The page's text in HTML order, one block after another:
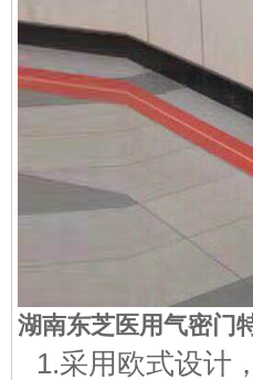
湖南东芝医用气密门
1.采用欧式设计